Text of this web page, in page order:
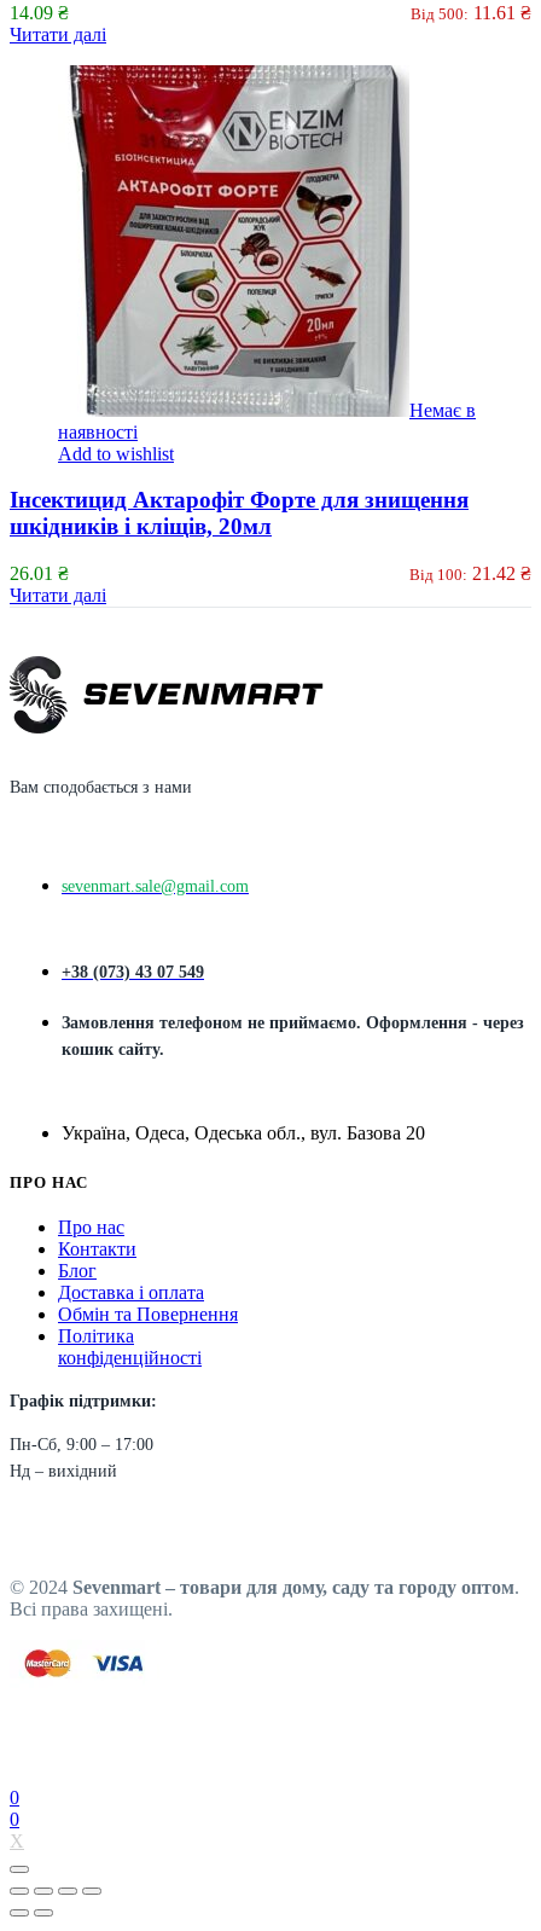
14.09 ₴ Від 500: 11.61 ₴
Читати далі
Немає в
наявності
Add to wishlist
Інсектицид Актарофіт Форте для знищення
шкідників і кліщів, 20мл
26.01 ₴ Від 100: 21.42 ₴
Читати далі
Вам сподобається з нами
sevenmart.sale@gmail.com
+38 (073) 43 07 549
Замовлення телефоном не приймаємо. Оформлення - через
кошик сайту.
Україна, Одеса, Одеська обл., вул. Базова 20
ПРО НАС
Про нас
Контакти
Блог
Доставка і оплата
Обмін та Повернення
Політика
конфіденційності
Графік підтримки:
Пн-Сб, 9:00 – 17:00
Нд – вихідний
© 2024 Sevenmart – товари для дому, саду та городу оптом.
Всі права захищені.
0
0
X